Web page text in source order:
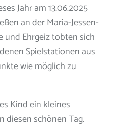
Jahr am 13.06.2025
an der Maria-Jessen-
und Ehrgeiz tobten sich
Spielstationen aus
wie möglich zu
Kind ein kleines
diesen schönen Tag.